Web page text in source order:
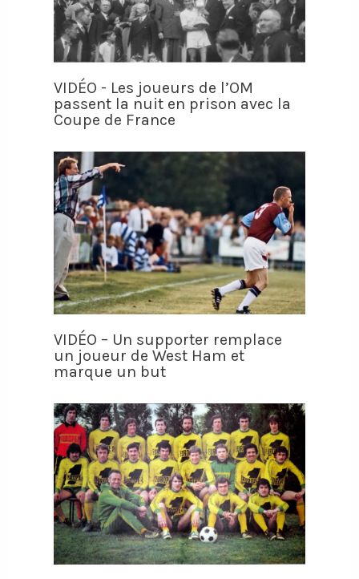
VIDÉO - Les joueurs de l’OM
passent la nuit en prison avec la
Coupe de France
VIDÉO – Un supporter remplace
un joueur de West Ham et
marque un but